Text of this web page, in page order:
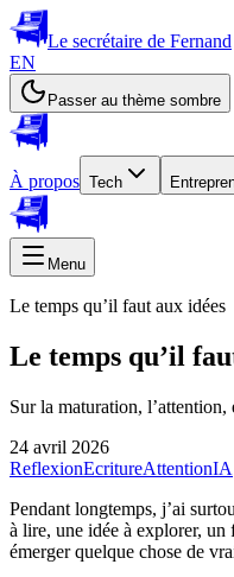
Le secrétaire de Fernand
EN
Passer au thème sombre
À propos Tech
Menu
Le temps qu’il faut aux idées
Le temps qu’il
Sur la maturation, l’attention,
24 avril 2026
ReflexionEcritureAttentionIA
Pendant longtemps, j’ai
à lire, une idée à explorer,
émerger quelque chose de